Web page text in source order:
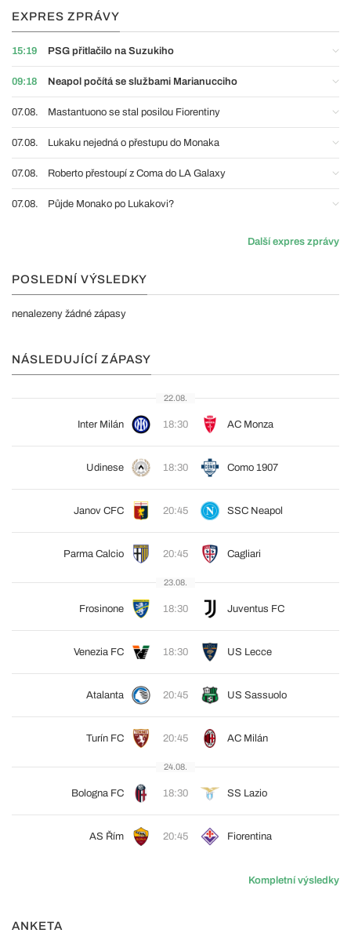
EXPRES ZPRÁVY
15:19 PSG přitlačilo na Suzukiho
09:18 Neapol počítá se službami Marianucciho
07.08. Mastantuono se stal posilou Fiorentiny
07.08. Lukaku nejedná o přestupu do Monaka
07.08. Roberto přestoupí z Coma do LA Galaxy
07.08. Půjde Monako po Lukakovi?
Další expres zprávy
POSLEDNÍ VÝSLEDKY
nenalezeny žádné zápasy
NÁSLEDUJÍCÍ ZÁPASY
22.08.
Inter Milán 18:30 AC Monza
Udinese 18:30 Como 1907
Janov CFC 20:45 SSC Neapol
Parma Calcio 20:45 Cagliari
23.08.
Frosinone 18:30 Juventus FC
Venezia FC 18:30 US Lecce
Atalanta 20:45 US Sassuolo
Turín FC 20:45 AC Milán
24.08.
Bologna FC 18:30 SS Lazio
AS Řím 20:45 Fiorentina
Kompletní výsledky
ANKETA